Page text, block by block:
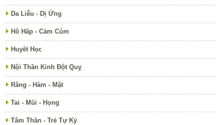
Da Liễu - Dị Ứng
Hô Hấp - Cảm Cúm
Huyết Học
Nội Thần Kinh Đột Quỵ
Răng - Hàm - Mặt
Tai - Mũi - Họng
Tâm Thần - Trẻ Tự Kỷ